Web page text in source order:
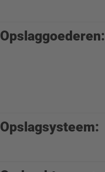
Opslaggoederen:
Opslagsysteem: